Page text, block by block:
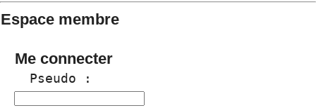
Espace membre
Me connecter
  Pseudo :